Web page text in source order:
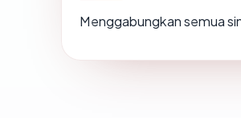
Menggabungkan semua